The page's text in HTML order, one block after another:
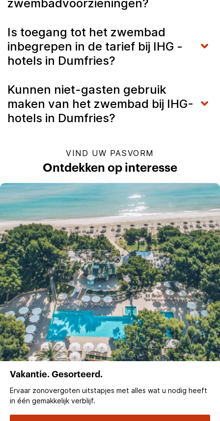
zwembadvoorzieningen?
Is toegang tot het zwembad
inbegrepen in de tarief bij IHG -
hotels in Dumfries?
Kunnen niet-gasten gebruik
maken van het zwembad bij IHG-
hotels in Dumfries?
VIND UW PASVORM
Ontdekken op interesse
Vakantie. Gesorteerd.
Ervaar zonovergoten uitstapjes met alles wat u nodig heeft
in één gemakkelijk verblijf.